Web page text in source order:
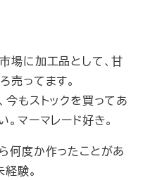
場に加工品として、甘
売ってます。
今もストックを買ってあ
マーマレード好き。
何度か作ったことがあ
験。